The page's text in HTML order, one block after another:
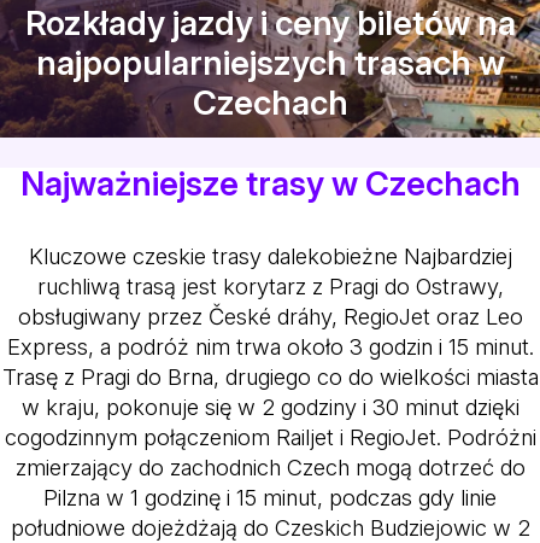
Rozkłady jazdy i ceny biletów na
najpopularniejszych trasach w
Czechach
Najważniejsze trasy w Czechach
Kluczowe czeskie trasy dalekobieżne Najbardziej
ruchliwą trasą jest korytarz z Pragi do Ostrawy,
obsługiwany przez České dráhy, RegioJet oraz Leo
Express, a podróż nim trwa około 3 godzin i 15 minut.
Trasę z Pragi do Brna, drugiego co do wielkości miasta
w kraju, pokonuje się w 2 godziny i 30 minut dzięki
cogodzinnym połączeniom Railjet i RegioJet. Podróżni
zmierzający do zachodnich Czech mogą dotrzeć do
Pilzna w 1 godzinę i 15 minut, podczas gdy linie
południowe dojeżdżają do Czeskich Budziejowic w 2